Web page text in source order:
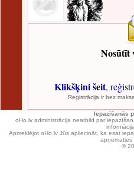
Nosūtīt
Klikšķini šeit,
Reģistrācija ir bez
Iepazīšanās
oHo.lv administrācija neatbild par
Apmeklējot oHo.lv Jūs apliecināt, ka esat
apņematies
©